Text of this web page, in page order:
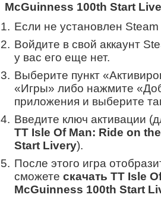
McGuinness 100th Start
Если не установлен
Войдите в свой аккаунт
у вас его еще нет.
Выберите пункт
«Игры» либо нажмите
приложения и выберите
Введите ключ активации
TT Isle Of Man: Ride on
Start Livery).
После этого игра
сможете скачать TT Isle
McGuinness 100th Start